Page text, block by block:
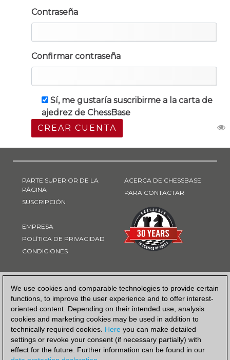
We use cookies and comparable technologies to provide certain
functions, to improve the user experience and to offer interest-
oriented content. Depending on their intended use, analysis
cookies and marketing cookies may be used in addition to
technically required cookies. Here you can make detailed
settings or revoke your consent (if necessary partially) with
effect for the future. Further information can be found in our
Contraseña
Confirmar contraseña
Sí, me gustaría suscribirme a la carta de
ajedrez de ChessBase
CREAR CUENTA
PARTE SUPERIOR DE LA
PÁGINA
SUSCRIPCIÓN
EMPRESA
POLÍTICA DE PRIVACIDAD
CONDICIONES
ACERCA DE CHESSBASE
PARA CONTACTAR
FORMA DE PAGO